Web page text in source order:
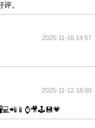
。
2025-11-16 14:57
2025-11-12 18:00